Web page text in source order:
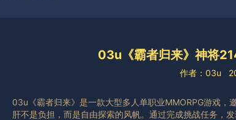
03u《霸者归来》神将
作者：03u
03u《霸者归来》是一款大型多人单职业MMORPG游戏，
肝不是负担，而是自由探索的风帆。通过完成挑战任务，